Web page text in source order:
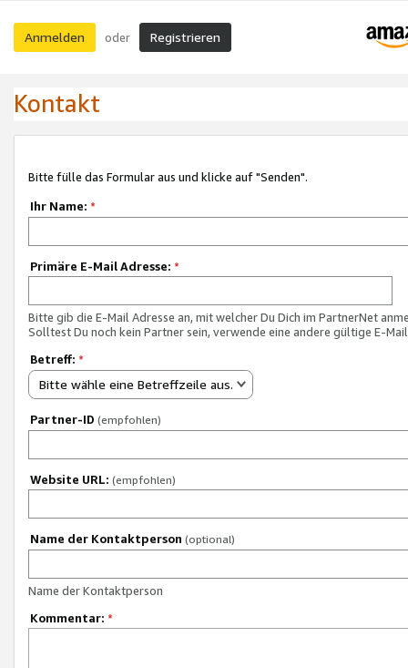
Anmelden oder Registrieren
Kontakt
Bitte fülle das Formular aus und klicke auf "Senden".
Ihr Name: *
Primäre E-Mail Adresse: *
Bitte gib die E-Mail Adresse an, mit welcher Du Dich im PartnerNet
Solltest Du noch kein Partner sein, verwende eine andere gültige E-
Betreff: *
Bitte wähle eine Betreffzeile aus.
Partner-ID (empfohlen)
Website URL: (empfohlen)
Name der Kontaktperson (optional)
Name der Kontaktperson
Kommentar: *